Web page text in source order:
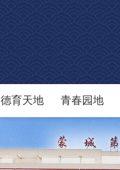
德育天地 青春园地